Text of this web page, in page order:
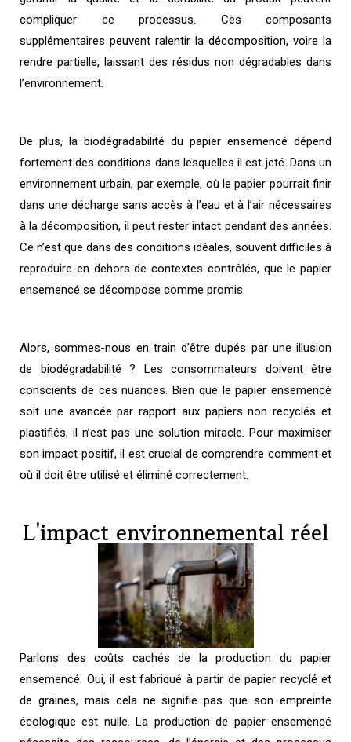
compliquer ce processus. Ces composants
supplémentaires peuvent ralentir la décomposition, voire la
rendre partielle, laissant des résidus non dégradables dans
l’environnement.
De plus, la biodégradabilité du papier ensemencé dépend
fortement des conditions dans lesquelles il est jeté. Dans un
environnement urbain, par exemple, où le papier pourrait finir
dans une décharge sans accès à l’eau et à l’air nécessaires
à la décomposition, il peut rester intact pendant des années.
Ce n’est que dans des conditions idéales, souvent difficiles à
reproduire en dehors de contextes contrôlés, que le papier
ensemencé se décompose comme promis.
Alors, sommes-nous en train d’être dupés par une illusion
de biodégradabilité ? Les consommateurs doivent être
conscients de ces nuances. Bien que le papier ensemencé
soit une avancée par rapport aux papiers non recyclés et
plastifiés, il n’est pas une solution miracle. Pour maximiser
son impact positif, il est crucial de comprendre comment et
où il doit être utilisé et éliminé correctement.
L'impact environnemental réel
Parlons des coûts cachés de la production du papier
ensemencé. Oui, il est fabriqué à partir de papier recyclé et
de graines, mais cela ne signifie pas que son empreinte
écologique est nulle. La production de papier ensemencé